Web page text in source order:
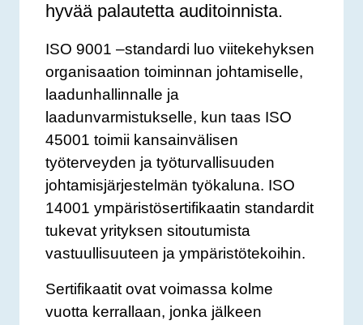
hyvää palautetta auditoinnista.
ISO 9001 –standardi luo viitekehyksen
organisaation toiminnan johtamiselle,
laadunhallinnalle ja
laadunvarmistukselle, kun taas ISO
45001 toimii kansainvälisen
työterveyden ja työturvallisuuden
johtamisjärjestelmän työkaluna. ISO
14001 ympäristösertifikaatin standardit
tukevat yrityksen sitoutumista
vastuullisuuteen ja ympäristötekoihin.
Sertifikaatit ovat voimassa kolme
vuotta kerrallaan, jonka jälkeen